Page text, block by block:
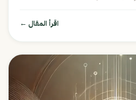
اقرأ المقال ←